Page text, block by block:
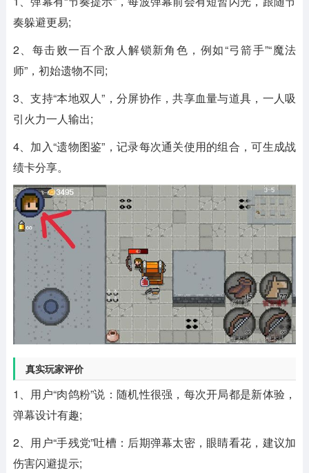
奏躲避更易;
2、每击败一百个敌人解锁新角色，例如“弓箭手”“魔法
师”，初始遗物不同;
3、支持“本地双人”，分屏协作，共享血量与道具，一人吸
引火力一人输出;
4、加入“遗物图鉴”，记录每次通关使用的组合，可生成战
绩卡分享。
真实玩家评价
1、用户“肉鸽粉”说：随机性很强，每次开局都是新体验，
弹幕设计有趣;
2、用户“手残党”吐槽：后期弹幕太密，眼睛看花，建议加
伤害闪避提示;